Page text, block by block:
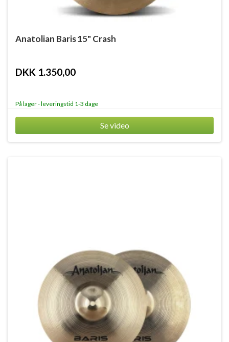
Anatolian Baris 15" Crash
DKK 1.350,00
På lager - leveringstid 1-3 dage
Se video